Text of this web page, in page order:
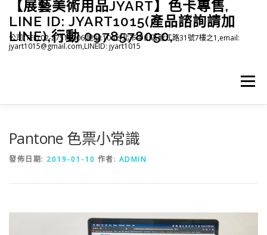
【展藝美術用品JYART】色卡專售,
LINE ID: JYART1015(產品諮詢請加
LINE),行動 0978578050,
公司(TEL):02-27515006,地址:104台北市中山區龍江路31號7樓之1,email:
jyart1015@gmail.com,LINEID: jyart1015
選單
Pantone 色票小常識
發佈日期: 2019-01-10 作者: ADMIN